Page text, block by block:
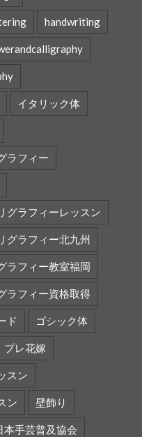
handwriting
イタリック体
ラフィー
グラフィーレッスン
グラフィー北九州
ラフィー教室福岡
ラフィー資格取得
ド ゴシック体
プレ花嫁
スン
ン 壁飾り
本手芸普及協会